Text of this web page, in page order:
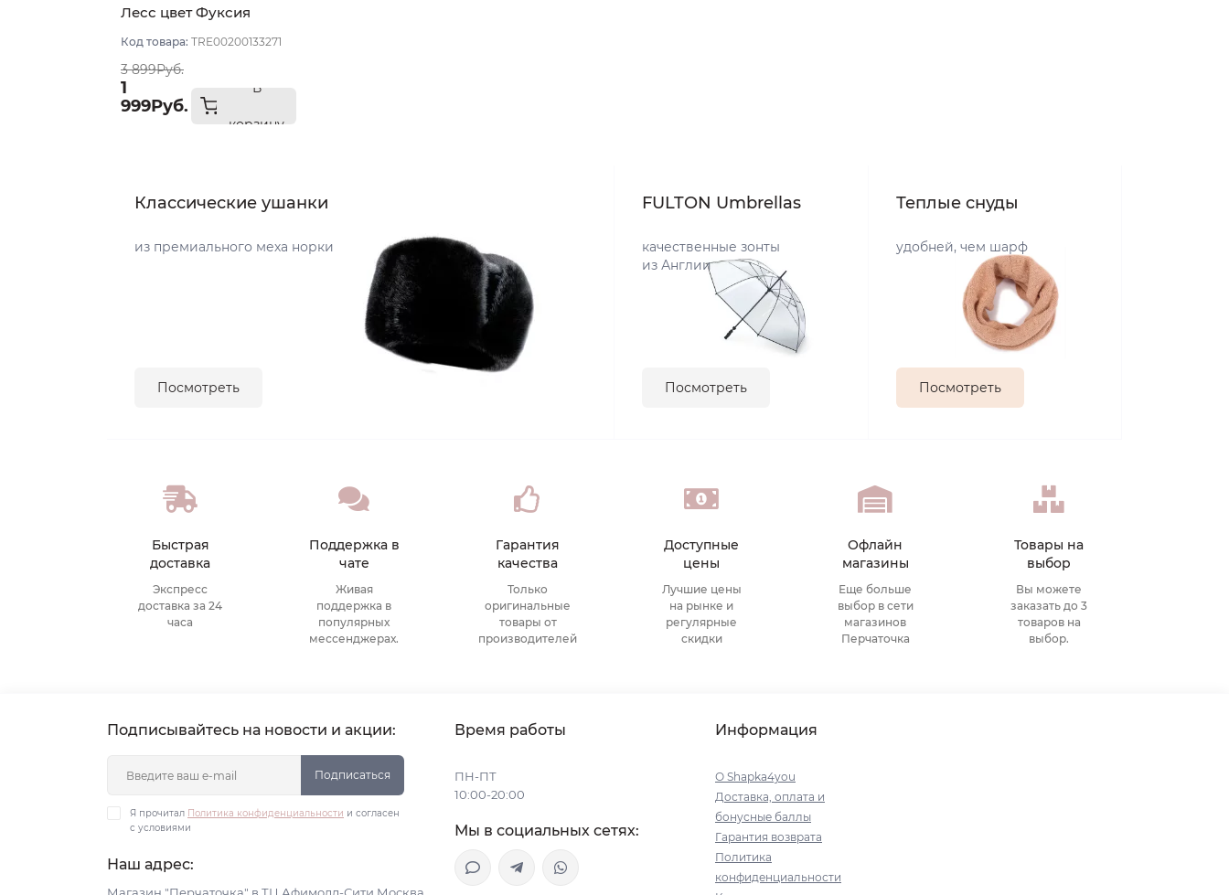
Лесс цвет Фуксия
размер 56-58
Код товара: TRE00200133271
3 899Руб.
1
999Руб.
В
корзину
Классические ушанки
из премиального меха норки
Посмотреть
FULTON Umbrellas
качественные зонты
из Англии
Посмотреть
Теплые снуды
удобней, чем шарф
Посмотреть
Быстрая
доставка
Экспресс
доставка за 24
часа
Поддержка в
чате
Живая
поддержка в
популярных
мессенджерах.
Гарантия
качества
Только
оригинальные
товары от
производителей
Доступные
цены
Лучшие цены
на рынке и
регулярные
скидки
Офлайн
магазины
Еще больше
выбор в сети
магазинов
Перчаточка
Товары на
выбор
Вы можете
заказать до 3
товаров на
выбор.
Подписывайтесь на новости и акции:
Подписаться
Я прочитал Политика конфиденциальности и согласен
с условиями
Наш адрес:
Время работы
ПН-ПТ
10:00-20:00
Мы в социальных сетях:
Информация
О Shapka4you
Доставка, оплата и
бонусные баллы
Гарантия возврата
Политика
конфиденциальности